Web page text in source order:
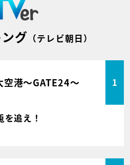
グ （テレビ朝日）
空港～GATE24～ 1
追え！